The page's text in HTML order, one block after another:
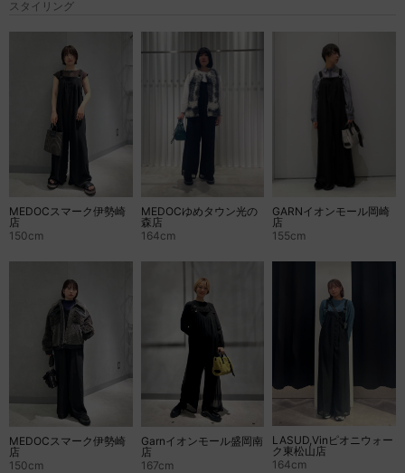
スタイリング
MEDOCスマーク伊勢崎
店
150cm
MEDOCスマーク伊勢崎
店
150cm
MEDOCゆめタウン光の
森店
164cm
Garnイオンモール盛岡南
店
167cm
GARNイオンモール岡崎
店
155cm
LASUD,Vinピオニウォー
ク東松山店
164cm